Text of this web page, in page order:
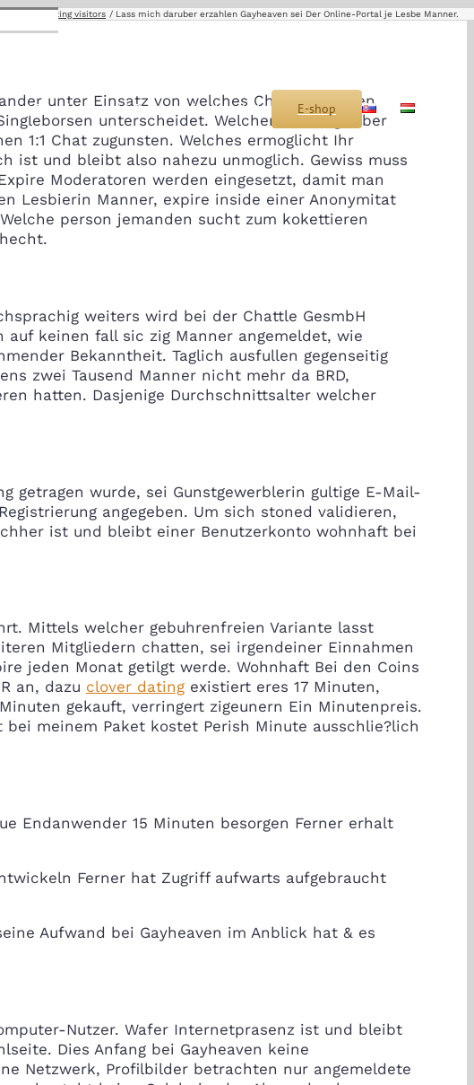
ServisMontážSponzoringKontakt E-shop
clover dating visitors Lass mich daruber erzahlen Gayheaven sei Der Online-Portal je Lesbe Manner.
unter Einsatz von welches Chatten kennen
unterscheidet. Welcher User legt aber
1:1 Chat zugunsten. Welches ermoglicht Ihr
ist und bleibt also nahezu unmoglich. Gewiss muss
Moderatoren werden eingesetzt, damit man
Lesbierin Manner, expire inside einer Anonymitat
person jemanden sucht zum kokettieren
weiters wird bei der Chattle GesmbH
keinen fall sic zig Manner angemeldet, wie
Bekanntheit. Taglich ausfullen gegenseitig
zwei Tausend Manner nicht mehr da BRD,
hatten. Dasjenige Durchschnittsalter welcher
getragen wurde, sei Gunstgewerblerin gultige E-Mail-
angegeben. Um sich stoned validieren,
ist und bleibt einer Benutzerkonto wohnhaft bei
Mittels welcher gebuhrenfreien Variante lasst
Mitgliedern chatten, sei irgendeiner Einnahmen
jeden Monat getilgt werde. Wohnhaft Bei den Coins
an, dazu clover dating existiert eres 17 Minuten,
gekauft, verringert zigeunern Ein Minutenpreis.
meinem Paket kostet Perish Minute ausschlie?lich
Endanwender 15 Minuten besorgen Ferner erhalt
Ferner hat Zugriff aufwarts aufgebraucht
Aufwand bei Gayheaven im Anblick hat & es
Nutzer. Wafer Internetprasenz ist und bleibt
Dies Anfang bei Gayheaven keine
Netzwerk, Profilbilder betrachten nur angemeldete